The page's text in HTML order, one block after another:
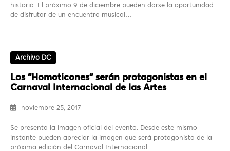
historia. El próximo 9 de diciembre pueden darse la oportunidad
de disfrutar de un encuentro musical…
Archivo DC
Los “Homoticones” serán protagonistas en el
Carnaval Internacional de las Artes
noviembre 25, 2017
Se presenta la imagen oficial del evento. Desde este mismo
instante pueden apreciar la imagen que será protagonista de la
próxima edición del Carnaval Internacional…